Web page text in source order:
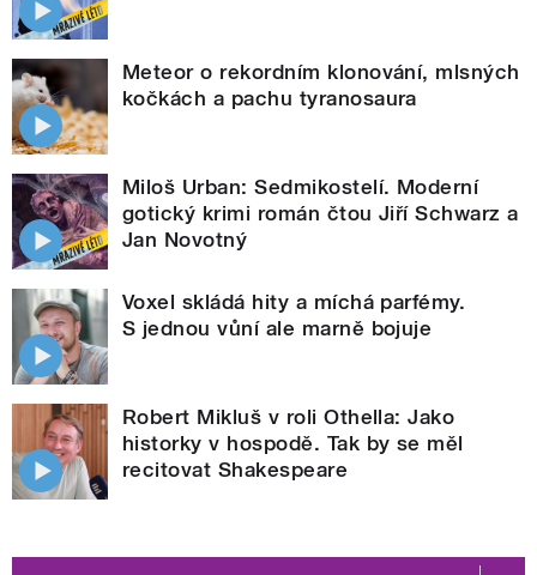
Meteor o rekordním klonování, mlsných
kočkách a pachu tyranosaura
Miloš Urban: Sedmikostelí. Moderní
gotický krimi román čtou Jiří Schwarz a
Jan Novotný
Voxel skládá hity a míchá parfémy.
S jednou vůní ale marně bojuje
Robert Mikluš v roli Othella: Jako
historky v hospodě. Tak by se měl
recitovat Shakespeare